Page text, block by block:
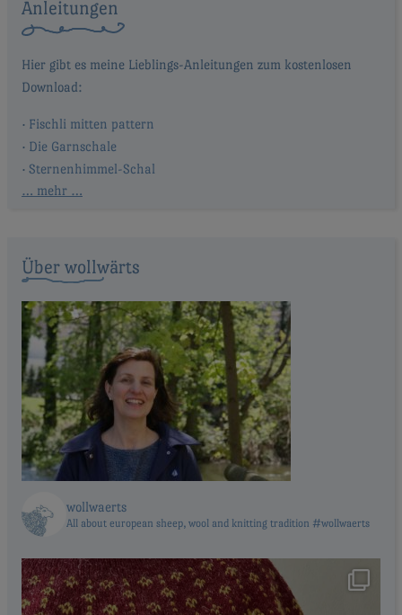
Anleitungen
Fischli mitten pattern
Die Garnschale
Sternenhimmel-Schal
… mehr …
Über wollwärts
wollwaerts
All about european sheep, wool and knitting tradition #wollwaerts